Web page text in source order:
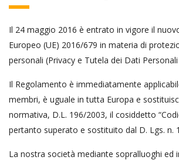
Il 24 maggio 2016 è entrato in vigore il
Europeo (UE) 2016/679 in materia di
personali (Privacy e Tutela dei Dati
Il Regolamento è immediatamente
membri, è uguale in tutta Europa e
normativa, D.L. 196/2003, il cosiddetto
pertanto superato e sostituito dal D. Lgs. n.
La nostra società mediante sopralluoghi ed